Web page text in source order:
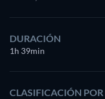
DURACIÓN
1h 39min
CLASIFICACIÓN POR